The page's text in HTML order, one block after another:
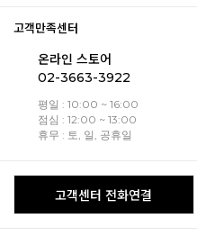
고객만족센터
온라인 스토어
02-3663-3922
평일 : 10:00 ~ 16:00
점심 : 12:00 ~ 13:00
휴무 : 토, 일, 공휴일
고객센터 전화연결